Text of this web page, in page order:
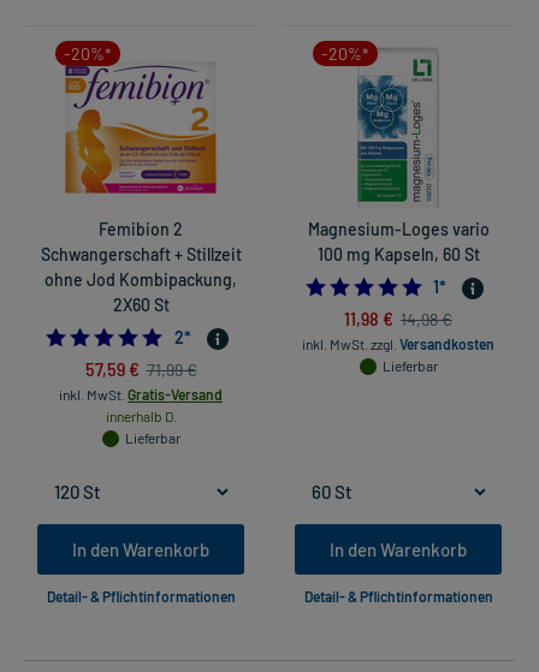
-20%*
Femibion 2
Schwangerschaft + Stillzeit
ohne Jod Kombipackung,
2X60 St
5.0
2*
57,59 € 71,99 €
inkl. MwSt. Gratis-Versand
innerhalb D.
Lieferbar
In den Warenkorb
Detail- & Pflichtinformationen
-20%*
Magnesium-Loges vario
100 mg Kapseln, 60 St
5.0
1*
11,98 € 14,98 €
inkl. MwSt. zzgl. Versandkosten
Lieferbar
In den Warenkorb
Detail- & Pflichtinformationen